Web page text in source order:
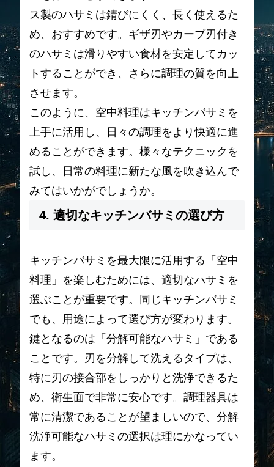
ス製のハサミは錆びにくく、長く使えるた
め、おすすめです。ギザ刃やカーブ刃付き
のハサミは滑りやすい食材を安定してカッ
トすることができ、さらに調理の質を向上
させます。
このように、空中料理はキッチンバサミを
上手に活用し、日々の調理をより快適に進
めることができます。様々なテクニックを
試し、日常の料理に新たな風を吹き込んで
みてはいかがでしょうか。
4. 適切なキッチンバサミの選び方
キッチンバサミを最大限に活用する「空中
料理」を楽しむためには、適切なハサミを
選ぶことが重要です。同じキッチンバサミ
でも、用途によって選び方が変わります。
鍵となるのは「分解可能なハサミ」である
ことです。刃を分解して洗えるタイプは、
特に刃の接合部をしっかりと洗浄できるた
め、衛生面で非常に安心です。調理器具は
常に清潔であることが望ましいので、分解
洗浄可能なハサミの選択は理にかなってい
ます。